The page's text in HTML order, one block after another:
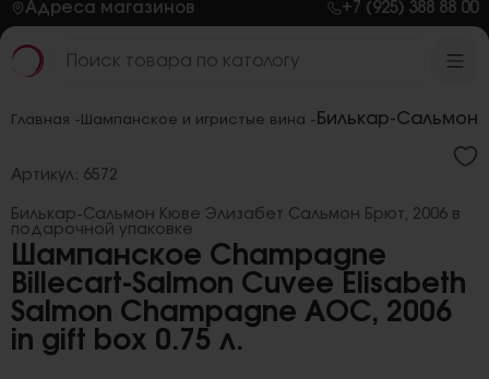
Адреса магазинов +7 (925) 388 88 00
Главная - Шампанское и игристые вина - Билькар-Сальмон
Шампанское Champagne
Billecart-Salmon Cuvee Elisabeth
Salmon Champagne AOC, 2006
in gift box 0.75 л.
Билькар-Сальмон Кюве Элизабет Сальмон Брют, 2006 в
подарочной упаковке
Артикул: 6572